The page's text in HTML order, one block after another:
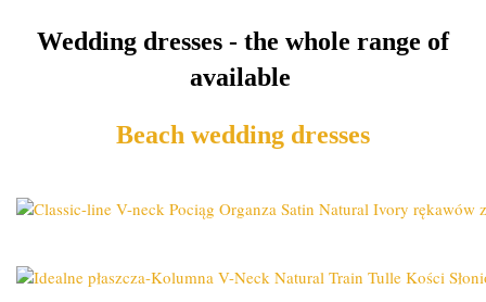
Wedding dresses - the whole range of
available
Beach wedding dresses